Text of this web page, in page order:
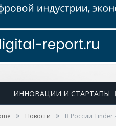
ИННОВАЦИИ И СТАРТАПЫ
» Новости » В России Tinder